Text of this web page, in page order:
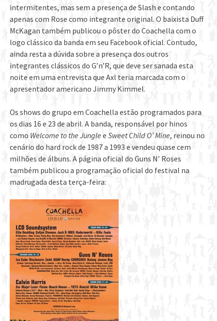
intermitentes, mas sem a presença de Slash e contando
apenas com Rose como integrante original. O baixista Duff
McKagan também publicou o pôster do Coachella com o
logo clássico da banda em seu Facebook oficial. Contudo,
ainda resta a dúvida sobre a presença dos outros
integrantes clássicos do G’n’R, que deve ser sanada esta
noite em uma entrevista que Axl teria marcada com o
apresentador americano Jimmy Kimmel.
Os shows do grupo em Coachella estão programados para
os dias 16 e 23 de abril. A banda, responsável por hinos
como Welcome to the Jungle e Sweet Child O’ Mine, reinou no
cenário do hard rock de 1987 a 1993 e vendeu quase cem
milhões de álbuns. A página oficial do Guns N’ Roses
também publicou a programação oficial do festival na
madrugada desta terça-feira: